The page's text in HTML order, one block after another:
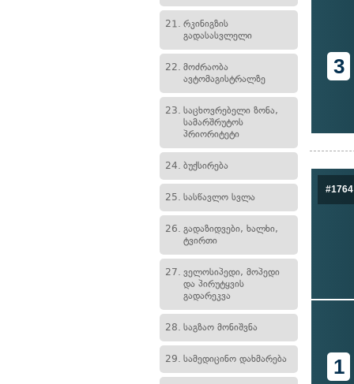
21. რკინიგზის
გადასასვლელი
22. მოძრაობა
ავტომაგისტრალზე
23. საცხოვრებელი ზონა,
სამარშრუტოს
პრიორიტეტი
24. ბუქსირება
25. სასწავლო სვლა
26. გადაზიდვები, ხალხი,
ტვირთი
27. ველოსიპედი, მოპედი
და პირუტყვის
გადარეკვა
28. საგზაო მონიშვნა
29. სამედიცინო დახმარება
3
#1764
1